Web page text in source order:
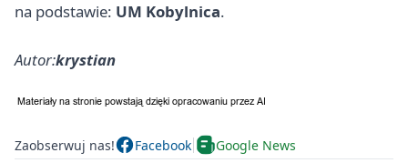
na podstawie: UM Kobylnica.
Autor:krystian
Zaobserwuj nas! Facebook Google News